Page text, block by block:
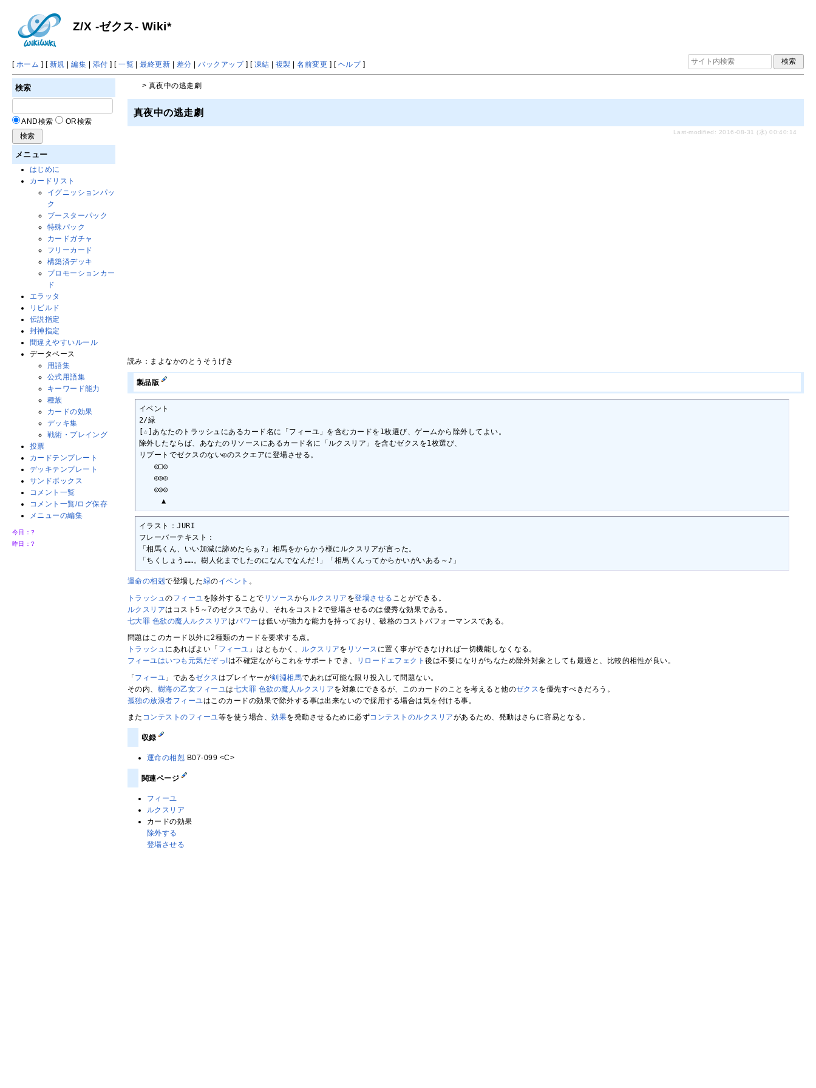
Z/X -ゼクス- Wiki*
[ ホーム ] [ 新規 |編集 | 添付 ] [一覧 |最終更新 | 差分 |バックアップ] [ 凍結 | 複製 |名前変更 ] [ ヘルプ]
> 真夜中の逃走劇
真夜中の逃走劇
Last-modified: 2016-08-31 (水) 00:40:14
読み：まよなかのとうそうげき
製品版
イベント
2/緑
[☆]あなたのトラッシュにあるカード名に「フィーユ」を含むカードを1枚選び、ゲームから除外してよい。
除外したならば、あなたのリソースにあるカード名に「ルクスリア」を含むゼクスを1枚選び、
リブートでゼクスのない◎のスクエアに登場させる。
◎□◎
◎◎◎
◎◎◎
▲
イラスト：JURI
フレーバーテキスト：
「相馬くん、いい加減に諦めたらぁ?」相馬をからかう様にルクスリアが言った。
「ちくしょう……。樹人化までしたのになんでなんだ!」「相馬くんってからかいがいある～♪」
運命の相剋で登場した緑のイベント 。
トラッシュのフィーユを除外することで リソースから ルクスリア を登場させる ことができる。
ルクスリアはコスト5～7のゼクスであり、それをコスト2で登場させるのは優秀な効果である。
七大罪 色欲の魔人ルクスリアはパワーは低いが強力な能力を持っており、破格のコストパフォーマンスである。
問題はこのカード以外に2種類のカードを要求する点。
トラッシュにあればよい「 フィーユ 」はともかく、 ルクスリアを リソース に置く事ができなければ一切機能しなくなる。
フィーユはいつも元気だぞっ!は不確定ながらこれをサポートでき、 リロードエフェクト後は不要になりがちなため除外対象としても最適と、比較的相性が良い。
「フィーユ 」であるゼクス はプレイヤーが剣淵相馬であれば可能な限り投入して問題ない。
その内、 樹海の乙女フィーユは七大罪 色欲の魔人ルクスリアを対象にできるが、このカードのことを考えると他のゼクス を優先すべきだろう。
孤独の放浪者フィーユ はこのカードの効果で除外する事は出来ないので採用する場合は気を付ける事。
また コンテストのフィーユ等を使う場合、効果を発動させるために必ずコンテストのルクスリアがあるため、発動はさらに容易となる。
収録
運命の相剋 B07-099 <C>
関連ページ
フィーユ
ルクスリア
カードの効果
除外する
登場させる
検索
AND検索 OR検索
メニュー
はじめに
カードリスト
イグニッションパッ
ク
ブースターパック
特殊パック
カードガチャ
フリーカード
構築済デッキ
プロモーションカー
ド
エラッタ
リビルド
伝説指定
封神指定
間違えやすいルール
データベース
用語集
公式用語集
キーワード能力
種族
カードの効果
デッキ集
戦術・プレイング
投票
カードテンプレート
デッキテンプレート
サンドボックス
コメント一覧
コメント一覧/ログ保存
メニューの編集
今日：?
昨日：?